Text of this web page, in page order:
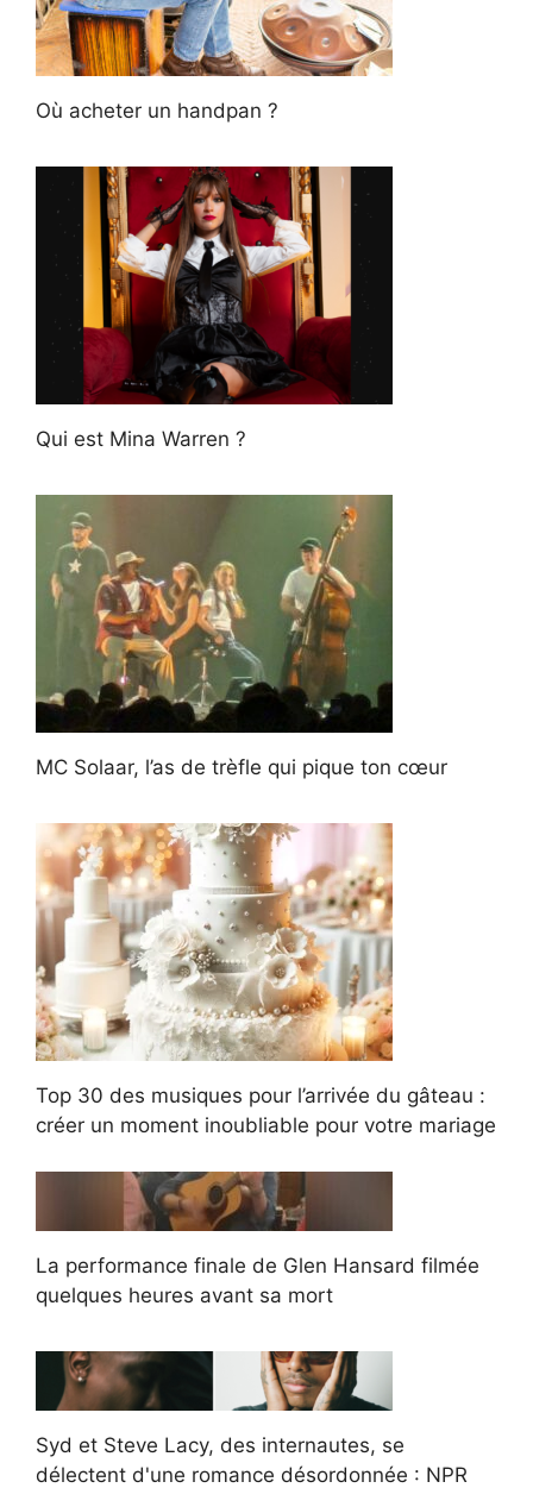
Où acheter un handpan ?
Qui est Mina Warren ?
MC Solaar, l’as de trèfle qui pique ton cœur
Top 30 des musiques pour l’arrivée du gâteau :
créer un moment inoubliable pour votre mariage
La performance finale de Glen Hansard filmée
quelques heures avant sa mort
Syd et Steve Lacy, des internautes, se
délectent d'une romance désordonnée : NPR